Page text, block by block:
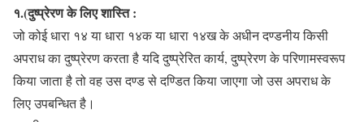
१.(दुष्प्रेरण के लिए शास्ति :
जो कोई धारा १४ या धारा १४क या धारा १४ख के अधीन दण्डनीय किसी
अपराध का दुष्प्रेरण करता है यदि दुष्प्रेरित कार्य, दुष्प्रेरण के परिणामस्वरूप
किया जाता है तो वह उस दण्ड से दण्डित किया जाएगा जो उस अपराध के
लिए उपबन्धित है।